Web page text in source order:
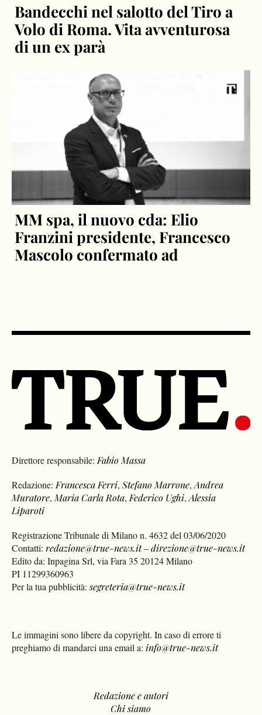
Bandecchi nel salotto del Tiro a
Volo di Roma. Vita avventurosa
di un ex parà
MM spa, il nuovo cda: Elio
Franzini presidente, Francesco
Mascolo confermato ad
Direttore responsabile: Fabio Massa
Redazione: Francesca Ferri ,Stefano Marrone ,Andrea
Muratore Maria Carla Rota Federico Ughi ,Alessia
Liparoti
Registrazione Tribunale di Milano n. 4632 del 03/06/2020
Contatti:redazione@true-news.it–direzione@true-news.it
Edito da: Inpagina Srl, via Fara 35 20124 Milano
PI 11299360963
Per la tua pubblicità: segreteria@true-news.it
Le immagini sono libere da copyright. In caso di errore ti
preghiamo di mandarci una email a: info@true-news.it
Redazione e autori
Chi siamo